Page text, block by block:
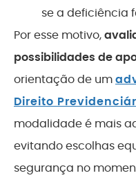
se a deficiência
Por esse motivo,
possibilidades de
orientação de um
Direito
modalidade é mais
evitando escolhas
segurança no